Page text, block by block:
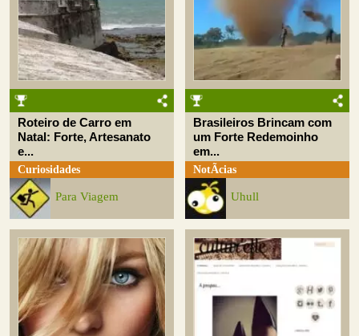
Roteiro de Carro em
Natal: Forte, Artesanato
e...
Curiosidades
Para Viagem
Brasileiros Brincam com
um Forte Redemoinho
em...
NotÃ­cias
Uhull